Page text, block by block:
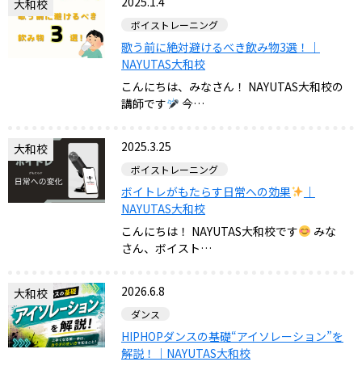
大和校
ボイストレーニング
歌う前に絶対避けるべき飲み物3選！｜
NAYUTAS大和校
こんにちは、みなさん！ NAYUTAS大和校の
講師です
今…
大和校 2025.3.25
ボイストレーニング
ボイトレがもたらす日常への効果
｜
NAYUTAS大和校
こんにちは！ NAYUTAS大和校です
みな
さん、ボイスト…
大和校 2026.6.8
ダンス
HIPHOPダンスの基礎“アイソレーション”を
解説！｜NAYUTAS大和校